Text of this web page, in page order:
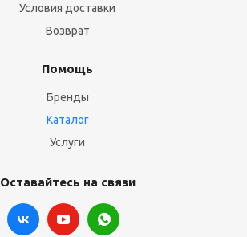
Условия доставки
Возврат
Помощь
Бренды
Каталог
Услуги
Оставайтесь на связи